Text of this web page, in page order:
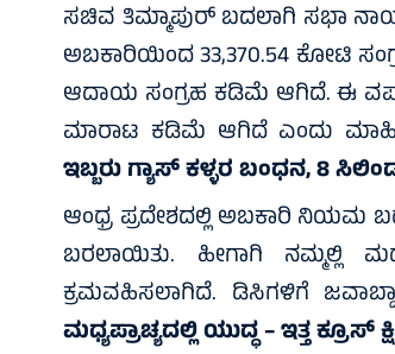
ಸಚಿವ ತಿಮ್ಮಾಪುರ್ ಬದಲಾಗಿ ಸಭಾ
ಅಬಕಾರಿಯಿಂದ 33,370.54 ಕೋಟಿ
ಆದಾಯ ಸಂಗ್ರಹ ಕಡಿಮೆ ಆಗಿದೆ. ಈ
ಮಾರಾಟ ಕಡಿಮೆ ಆಗಿದೆ ಎಂದು ಮಾಹಿತಿ
ಇಬ್ಬರು ಗ್ಯಾಸ್ ಕಳ್ಳರ ಬಂಧನ, 8
ಆಂಧ್ರ ಪ್ರದೇಶದಲ್ಲಿ ಅಬಕಾರಿ ನಿಯಮ
ಬರಲಾಯಿತು. ಹೀಗಾಗಿ
ಕ್ರಮವಹಿಸಲಾಗಿದೆ. ಡಿಸಿಗಳಿಗೆ
ಮಧ್ಯಪ್ರಾಚ್ಯದಲ್ಲಿ ಯುದ್ಧ – ಇತ್ತ